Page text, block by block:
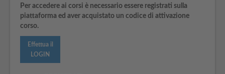
Per accedere ai corsi è necessario essere registrati sulla
piattaforma ed aver acquistato un codice di attivazione
corso.
Effettua il
LOGIN